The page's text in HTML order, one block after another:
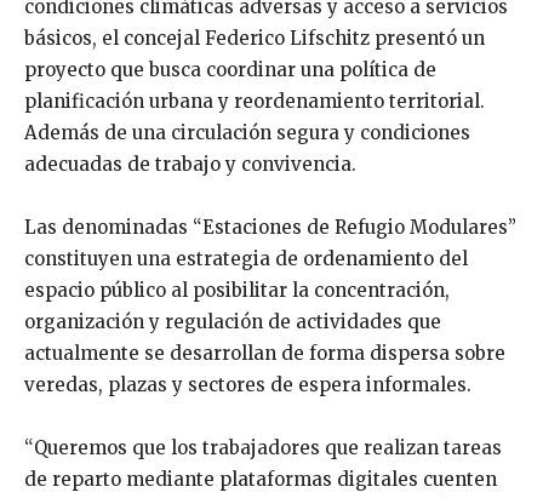
condiciones climáticas adversas y acceso a servicios
básicos, el concejal Federico Lifschitz presentó un
proyecto que busca coordinar una política de
planificación urbana y reordenamiento territorial.
Además de una circulación segura y condiciones
adecuadas de trabajo y convivencia.
Las denominadas “Estaciones de Refugio Modulares”
constituyen una estrategia de ordenamiento del
espacio público al posibilitar la concentración,
organización y regulación de actividades que
actualmente se desarrollan de forma dispersa sobre
veredas, plazas y sectores de espera informales.
“Queremos que los trabajadores que realizan tareas
de reparto mediante plataformas digitales cuenten